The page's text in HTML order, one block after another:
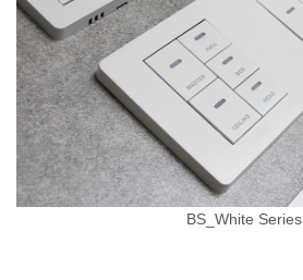
BS_White Series